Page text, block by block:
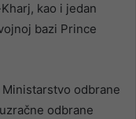
kao i jedan
bazi Prince
odbrane
odbrane